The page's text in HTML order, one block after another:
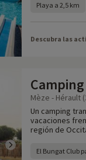
Playa a 2,5 km
Descubra las
Mèze - Hérault
Un camping
vacaciones
región de
El Bungat Club